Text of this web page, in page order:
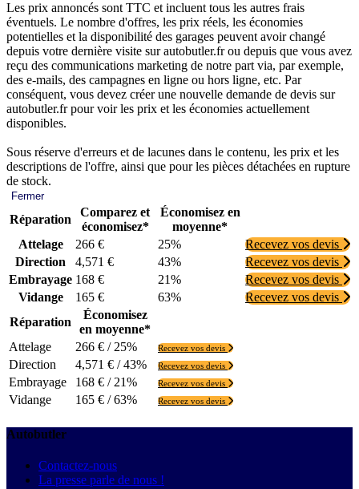
Les prix annoncés sont TTC et incluent tous les autres frais
éventuels. Le nombre d'offres, les prix réels, les économies
potentielles et la disponibilité des garages peuvent avoir changé
depuis votre dernière visite sur autobutler.fr ou depuis que vous avez
reçu des communications marketing de notre part via, par exemple,
des e-mails, des campagnes en ligne ou hors ligne, etc. Par
conséquent, vous devez créer une nouvelle demande de devis sur
autobutler.fr pour voir les prix et les économies actuellement
disponibles.
Sous réserve d'erreurs et de lacunes dans le contenu, les prix et les
descriptions de l'offre, ainsi que pour les pièces détachées en rupture
de stock.
Fermer
Réparation
Comparez et
économisez*
Économisez en
moyenne*
Attelage
266 € 25%
Recevez vos devis
Direction
4,571 € 43%
Recevez vos devis
Embrayage 168 € 21%
Recevez vos devis
Vidange
165 € 63%
Recevez vos devis
Réparation
Économisez
en moyenne*
Attelage
266 € / 25% Recevez vos devis
Direction 4,571 € / 43% Recevez vos devis
Embrayage 168 € / 21% Recevez vos devis
Vidange 165 € / 63% Recevez vos devis
Autobutler
Contactez-nous
La presse parle de nous !